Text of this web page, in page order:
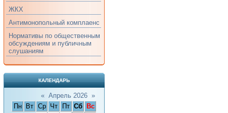
ЖКХ
Антимонопольный комплаенс
Нормативы по общественным
обсуждениям и публичным
слушаниям
КАЛЕНДАРЬ
« Апрель 2026 »
Пн
Вт Ср Чт Пт Сб
Вс